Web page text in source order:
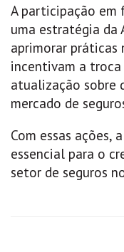
A participação em
uma estratégia da
aprimorar práticas
incentivam a
atualização sobre
mercado de
Com essas ações,
essencial para o
setor de seguros